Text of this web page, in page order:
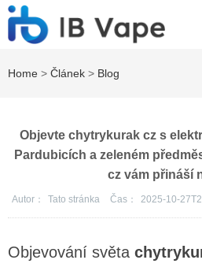
Home > Článek > Blog
Objevte chytrykurak cz s
Pardubicích a zeleném
cz vám přináší
Autor： Tato stránka Čas： 2025-10-
Objevování světa